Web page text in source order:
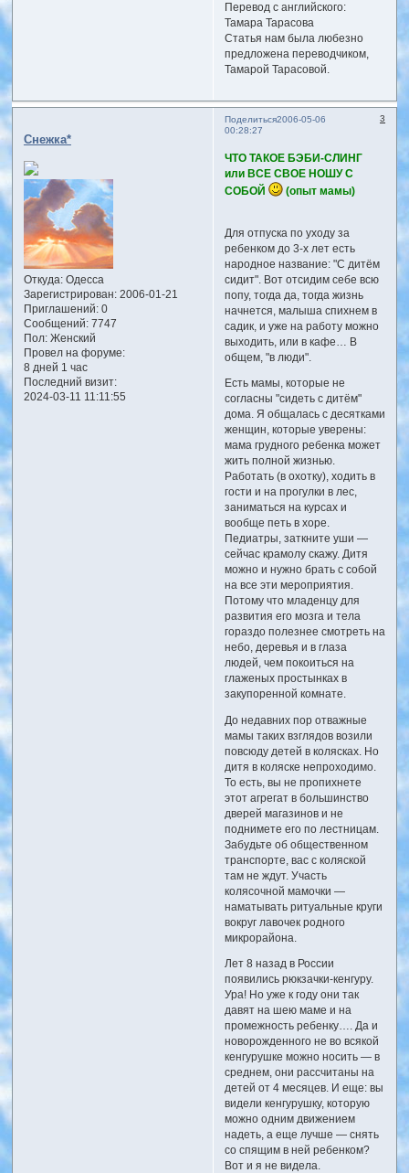
Перевод с английского:
Тамара Тарасова
Статья нам была любезно
предложена переводчиком,
Тамарой Тарасовой.
Поделиться 3
2006-05-06
00:28:27
Снежка*
Откуда:Одесса
Зарегистрирован: 2006-01-21
Приглашений:0
Сообщений:7747
Пол:Женский
Провел на форуме:
8 дней 1 час
Последний визит:
2024-03-11 11:11:55
ЧТО ТАКОЕ БЭБИ-СЛИНГ
или ВСЕ СВОЕ НОШУ С
СОБОЙ
(опыт мамы)
Для отпуска по уходу за
ребенком до 3-х лет есть
народное название: "С дитём
сидит". Вот отсидим себе всю
попу, тогда да, тогда жизнь
начнется, малыша спихнем в
садик, и уже на работу можно
выходить, или в кафе… В
общем, "в люди".
Есть мамы, которые не
согласны "сидеть с дитём"
дома. Я общалась с десятками
женщин, которые уверены:
мама грудного ребенка может
жить полной жизнью.
Работать (в охотку), ходить в
гости и на прогулки в лес,
заниматься на курсах и
вообще петь в хоре.
Педиатры, заткните уши —
сейчас крамолу скажу. Дитя
можно и нужно брать с собой
на все эти мероприятия.
Потому что младенцу для
развития его мозга и тела
гораздо полезнее смотреть на
небо, деревья и в глаза
людей, чем покоиться на
глаженых простынках в
закупоренной комнате.
До недавних пор отважные
мамы таких взглядов возили
повсюду детей в колясках. Но
дитя в коляске непроходимо.
То есть, вы не пропихнете
этот агрегат в большинство
дверей магазинов и не
поднимете его по лестницам.
Забудьте об общественном
транспорте, вас с коляской
там не ждут. Участь
колясочной мамочки —
наматывать ритуальные круги
вокруг лавочек родного
микрорайона.
Лет 8 назад в России
появились рюкзачки-кенгуру.
Ура! Но уже к году они так
давят на шею маме и на
промежность ребенку…. Да и
новорожденного не во всякой
кенгурушке можно носить — в
среднем, они рассчитаны на
детей от 4 месяцев. И еще: вы
видели кенгурушку, которую
можно одним движением
надеть, а еще лучше — снять
со спящим в ней ребенком?
Вот и я не видела.